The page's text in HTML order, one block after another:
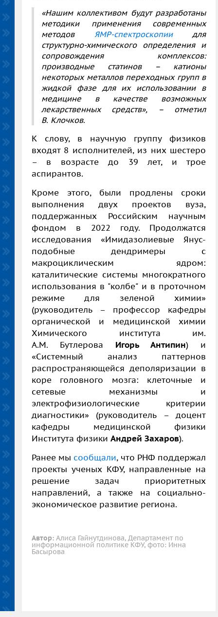
«Нашим коллективом будут разработаны
методики применения современных
методов ЯМР-спектроскопиидля
структурно-химического определения и
сопровождения комплексов:
производные статинов – катионы
некоторых металлов переходных групп в
жидкой фазе для их использовании в
медицине в качестве возможных
лекарственных средств», – отметил
В. Клочков.
К слову, в научную группу физиков
входят 8 исполнителей, из них шестеро
– в возрасте до 39 лет, и трое
аспирантов.
Кроме этого, были продлены сроки
выполнения двух проектов вуза,
поддержанных Российским научным
фондом в 2022 году. Продолжатся
исследования «Имидазолиевые Янус-
подобные дендримеры c
макроциклическим ядром:
каталитические системы многократного
использования в "колбе" и в проточном
режиме для зеленой химии»
(руководитель – профессор кафедры
органической и медицинской химии
Химического института им.
А.М. Бутлерова Игорь Антипин) и
«Системный анализ паттернов
распространяющейся деполяризации в
коре головного мозга: клеточные и
сетевые механизмы и
электрофизиологические критерии
диагностики» (руководитель – доцент
кафедры медицинской физики
Института физики Андрей Захаров).
Ранее мы сообщали, что РНФ поддержал
проекты ученых КФУ, направленные на
решение задач приоритетных
направлений, а также на социально-
экономическое развитие региона.
Автор: Алиса Гайнутдинова, Департамент по
информационной политике КФУ, фото: Инна
Басырова